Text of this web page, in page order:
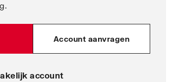
Account aanvragen
account